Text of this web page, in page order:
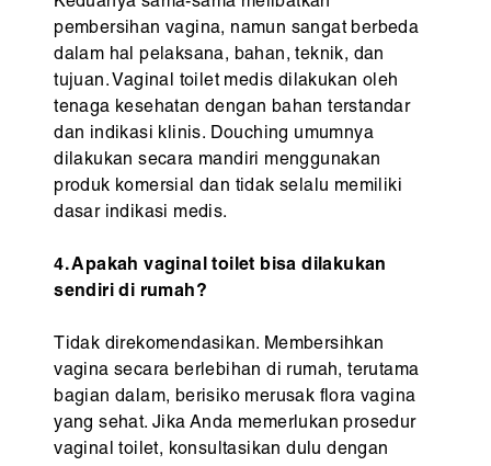
pembersihan vagina, namun sangat berbeda
dalam hal pelaksana, bahan, teknik, dan
tujuan. Vaginal toilet medis dilakukan oleh
tenaga kesehatan dengan bahan terstandar
dan indikasi klinis. Douching umumnya
dilakukan secara mandiri menggunakan
produk komersial dan tidak selalu memiliki
dasar indikasi medis.
4. Apakah vaginal toilet bisa dilakukan
sendiri di rumah?
Tidak direkomendasikan. Membersihkan
vagina secara berlebihan di rumah, terutama
bagian dalam, berisiko merusak flora vagina
yang sehat. Jika Anda memerlukan prosedur
vaginal toilet, konsultasikan dulu dengan